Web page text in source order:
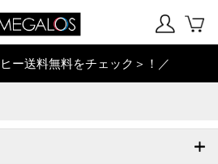
ー送料無料をチェック＞！／